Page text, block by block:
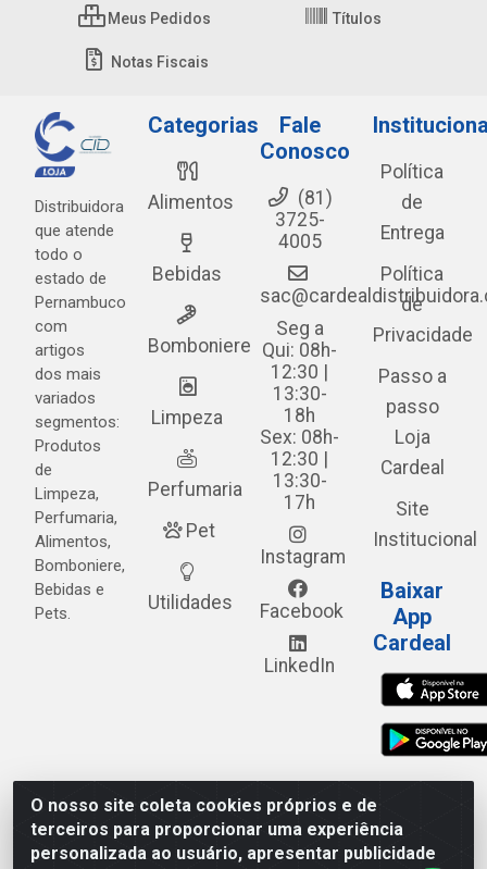
O nosso site coleta cookies próprios e de
terceiros para proporcionar uma experiência
personalizada ao usuário, apresentar publicidade
Meus Pedidos Títulos
Notas Fiscais
Distribuidora
que atende
todo o
estado de
Pernambuco
com
artigos
dos mais
variados
segmentos:
Produtos
de
Limpeza,
Perfumaria,
Alimentos,
Bomboniere,
Bebidas e
Pets.
Categorias
Alimentos
Bebidas
Bomboniere
Limpeza
Perfumaria
Pet
Utilidades
Fale
Conosco
(81)
3725-
4005
Seg a
Qui: 08h-
12:30 |
13:30-
18h
Sex: 08h-
12:30 |
13:30-
17h
Instagram
Facebook
LinkedIn
Política
de
Entrega
Política
de
Privacidade
Passo a
passo
Loja
Cardeal
Site
Institucional
Baixar
App
Cardeal
Cardeal Distribuidora - Estrada Alto do Moura, 582 - Alto
do Moura - Caruaru/PE - CEP 55.040-120 - CNPJ